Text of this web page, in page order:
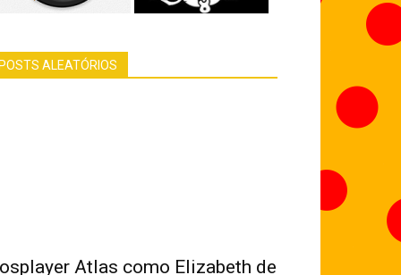
ALEATÓRIOS
Atlas como Elizabeth de